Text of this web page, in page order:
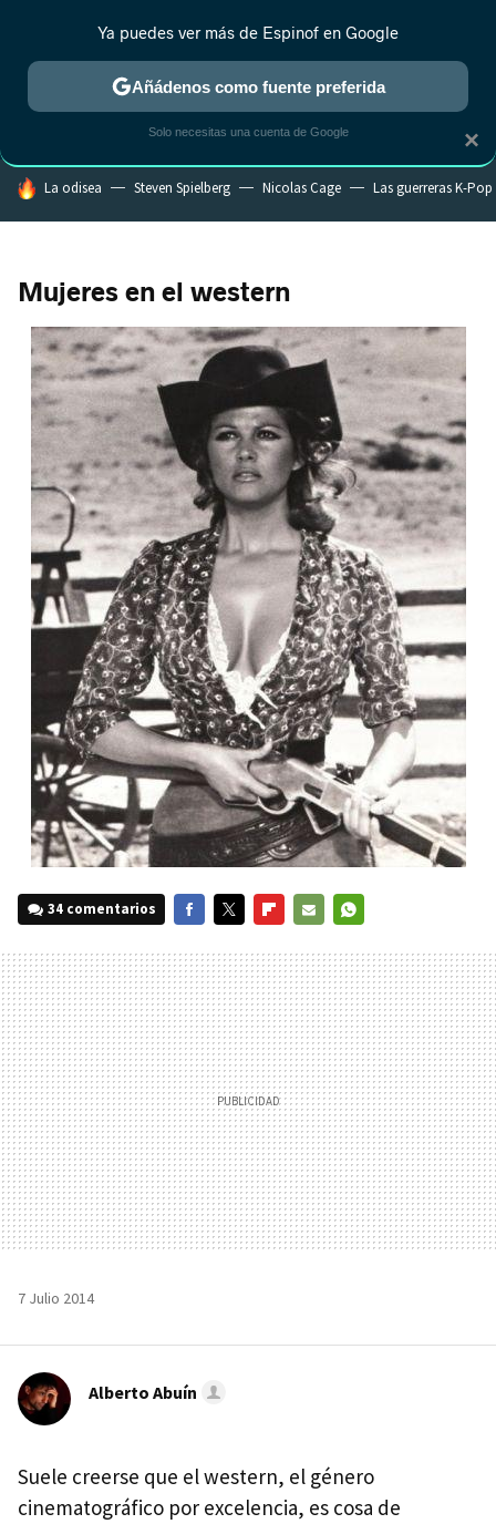
ESTRENOS REALITY ANIME RANKINGS CINE
HOY SE HABLA DE
La odisea Steven Spielberg Nicolas Cage Las guerreras K-Pop
Mujeres en el western
34 comentarios
MAIL
7 Julio 2014
Alberto Abuín
Suele creerse que el western, el género
cinematográfico por excelencia, es cosa de
×
Ya puedes ver más de Espinof en Google
Añádenos como fuente preferida
Solo necesitas una cuenta de Google